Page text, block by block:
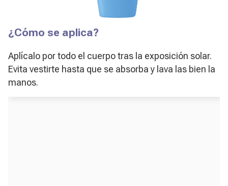
¿Cómo se aplica?
Aplícalo por todo el cuerpo tras la exposición solar.
Evita vestirte hasta que se absorba y lava las bien la
manos.